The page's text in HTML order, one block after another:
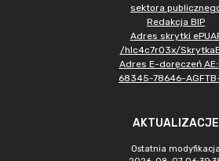
sektora
Redakcja BIP
Adres skrytki
/hlc4c7r03x/
Adres E-doręczeń
68345-78646-
AKTUALIZACJE
Ostatnia modyfikacja